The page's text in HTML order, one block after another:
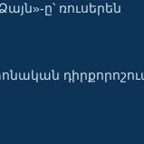
ը՝ ռուսերեն